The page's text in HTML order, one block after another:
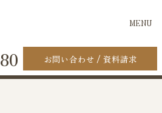
MENU
お問い合わせ 資料請求